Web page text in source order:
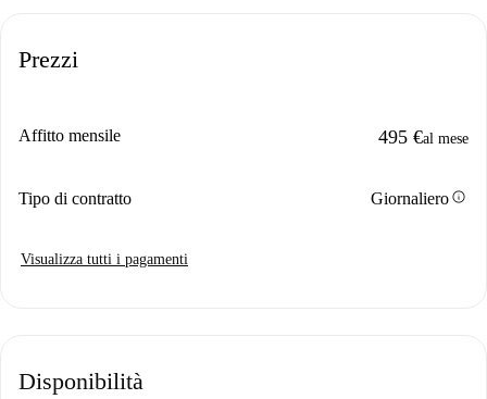
Prezzi
Affitto mensile 495 €al mese
Tipo di contratto Giornalieroinfo
Visualizza tutti i pagamenti
Disponibilità